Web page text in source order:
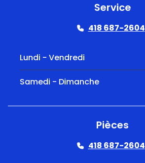
Service
418 687-2604
Lundi - Vendredi
Samedi - Dimanche
Pièces
418 687-2604